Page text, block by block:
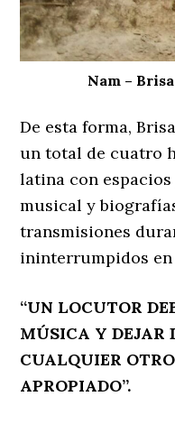
Nam –
De esta forma,
un total de cuatro
latina con
musical y
transmisiones
ininterrumpidos en
“UN LOCUTOR
MÚSICA Y DEJAR
CUALQUIER
APROPIADO”.